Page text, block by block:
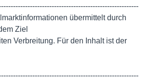
übermittelt durch
Ziel
Verbreitung. Für den Inhalt ist der